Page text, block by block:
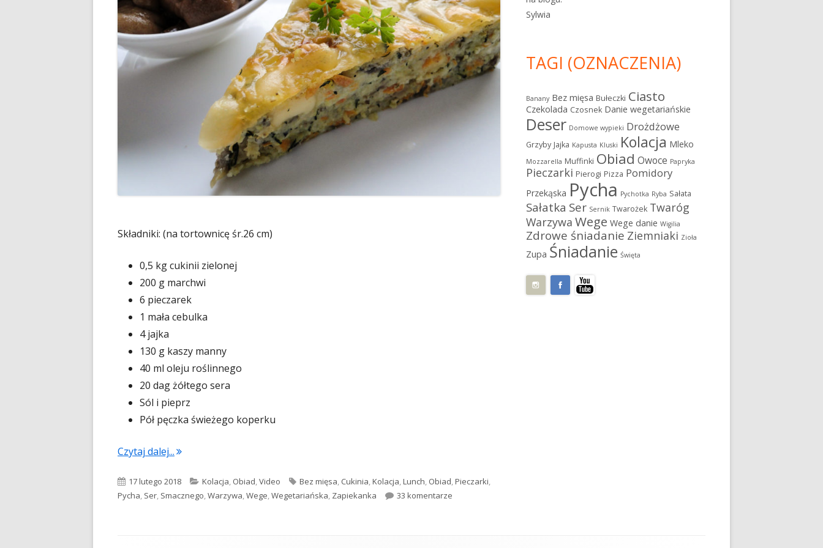
Składniki: (na tortownicę śr.26 cm)
0,5 kg cukinii zielonej
200 g marchwi
6 pieczarek
1 mała cebulka
4 jajka
130 g kaszy manny
40 ml oleju roślinnego
20 dag żółtego sera
Sól i pieprz
Pół pęczka świeżego koperku
Czytaj dalej..."Zapiekanka z cukinii (video)"
Opublikowano
17 lutego 2018 Kategorie
Kolacja, Obiad,Video Tagi
Bez mięsa, Cukinia,Kolacja,Lunch, Obiad,Pieczarki,
Pycha, Ser, Smacznego,Warzywa,Wege,Wegetariańska, Zapiekanka 33 komentarze
Sylwia
TAGI (OZNACZENIA)
Banany Bez mięsa Bułeczki Ciasto
Czekolada Czosnek Danie wegetariańskie
Deser Domowe wypieki Drożdżowe
Grzyby Jajka Kapusta Kluski Kolacja Mleko
Mozzarella Muffinki Obiad Owoce Papryka
Pieczarki Pierogi Pizza Pomidory
Przekąska Pycha Pychotka Ryba Sałata
Sałatka Ser Sernik Twarożek Twaróg
Warzywa Wege Wege danie Wigilia
Zdrowe śniadanie Ziemniaki Zioła
Zupa Śniadanie Święta